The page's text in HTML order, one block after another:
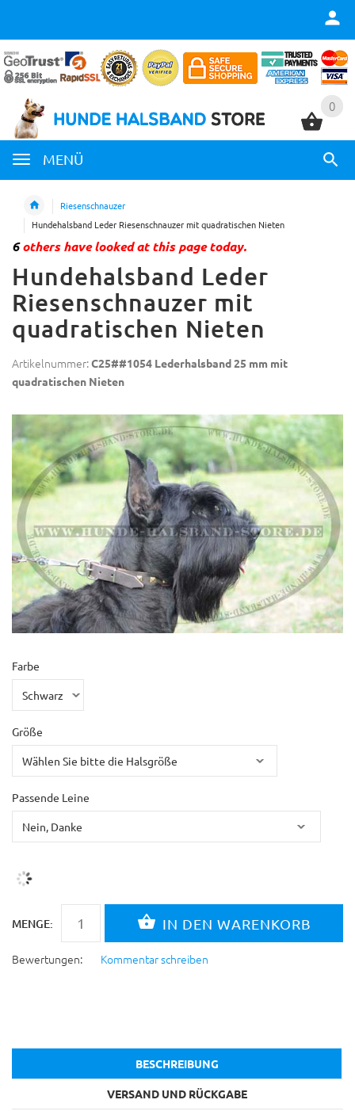
0
MENÜ
0
Riesenschnauzer
Hundehalsband Leder Riesenschnauzer mit quadratischen Nieten
6others have looked at this page today.
Hundehalsband Leder
Riesenschnauzer mit
quadratischen Nieten
Artikelnummer:C25##1054 Lederhalsband 25 mm mit
quadratischen Nieten
Farbe
Größe
Passende Leine
MENGE:
Bewertungen: Kommentar schreiben
BESCHREIBUNG
VERSAND UND RÜCKGABE